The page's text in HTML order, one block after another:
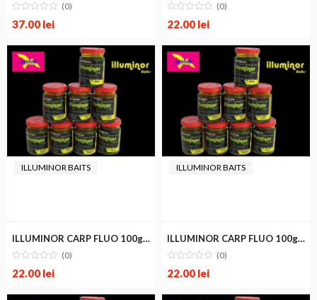
(0)
37.00 lei
(0)
22.00 lei
ILLUMINOR BAITS
ILLUMINOR CARP FLUO 100g CORN
(0)
22.00 lei
ILLUMINOR BAITS
ILLUMINOR CARP FLUO 100g CREAM
(0)
22.00 lei